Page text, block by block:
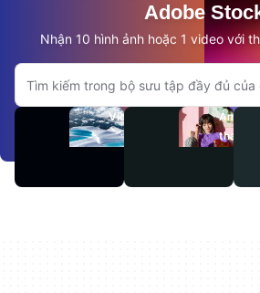
Adobe
Nhận 10 hình ảnh hoặc 1 video với
Tìm kiếm trên trang Adobe.com
Video
Âm
thanh